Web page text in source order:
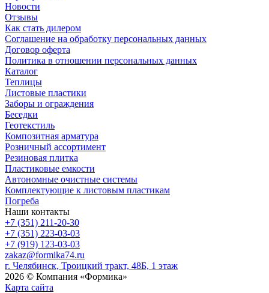
Новости
Отзывы
Как стать дилером
Соглашение на обработку персональных данных
Договор оферта
Политика в отношении персональных данных
Каталог
Теплицы
Листовые пластики
Заборы и ограждения
Беседки
Геотекстиль
Композитная арматура
Розничный ассортимент
Резиновая плитка
Пластиковые емкости
Автономные очистные системы
Комплектующие к листовым пластикам
Погреба
Наши контакты
+7 (351) 211-20-30
+7 (351) 223-03-03
+7 (919) 123-03-03
zakaz@formika74.ru
г. Челябинск, Троицкий тракт, 48Б, 1 этаж
2026 © Компания «Формика»
Карта сайта